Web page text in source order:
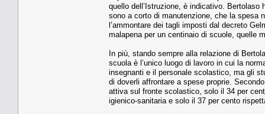
quello dell’Istruzione, è indicativo.
sono a corto di manutenzione, che la spesa
l’ammontare dei tagli imposti dal decreto
malapena per un centinaio di scuole, quelle
In più, stando sempre alla relazione di
scuola è l’unico luogo di lavoro in cui la
insegnanti e il personale scolastico, ma gli
di doverli affrontare a spese proprie.
attiva sul fronte scolastico, solo il 34 per
igienico-sanitaria e solo il 37 per cento